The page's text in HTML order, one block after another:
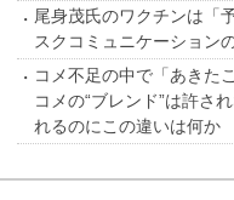
尾身茂氏のワクチンは「
スクコミュニケーション
コメ不足の中で「あきた
コメの“ブレンド”は許さ
れるのにこの違いは何か